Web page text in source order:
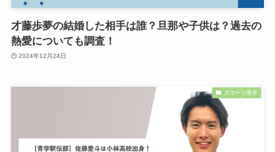
才藤歩夢の結婚した相手は誰？旦那や子供は？過去の
熱愛についても調査！
2024年12月24日
スポーツ選手